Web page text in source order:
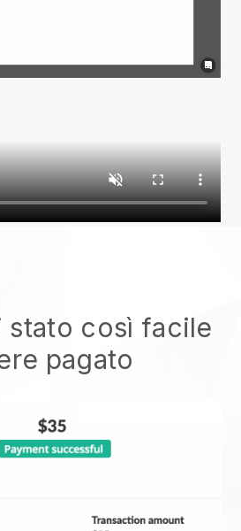
stato così facile
pagato